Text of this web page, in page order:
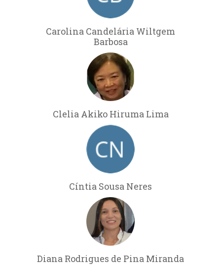
Carolina Candelária Wiltgem
Barbosa
Clelia Akiko Hiruma Lima
Cíntia Sousa Neres
Diana Rodrigues de Pina Miranda